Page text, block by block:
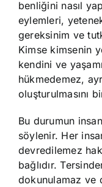
benliğini nasıl
eylemleri,
gereksinim ve
Kimse kimsenin
kendini ve
hükmedemez,
oluşturulmasını
Bu durumun
söylenir. Her
devredilemez
bağlıdır.
dokunulamaz ve